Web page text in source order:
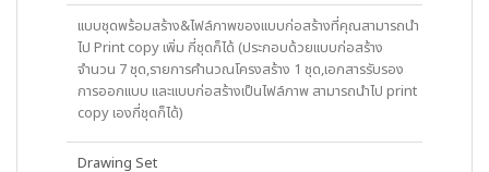
แบบชุดพร้อมสร้าง&ไฟล์ภาพของแบบก่อสร้างที่คุณสามารถนำ
ไป Print copy เพิ่ม กี่ชุดก็ได้ (ประกอบด้วยแบบก่อสร้าง
จำนวน 7 ชุด,รายการคำนวณโครงสร้าง 1 ชุด,เอกสารรับรอง
การออกแบบ และแบบก่อสร้างเป็นไฟล์ภาพ สามารถนำไป print
copy เองกี่ชุดก็ได้)
Drawing Set